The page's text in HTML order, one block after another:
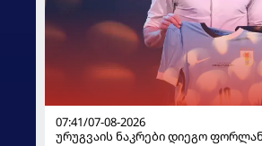
07:41/07-08-2026
ურუგვაის ნაკრები დიეგო